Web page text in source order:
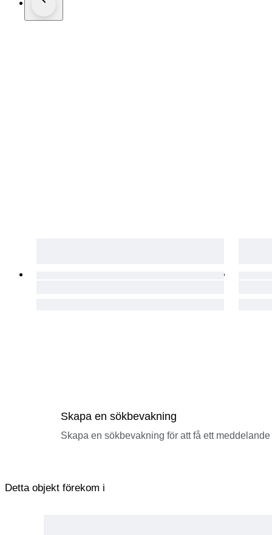
Skapa en sökbevakning
Skapa en sökbevakning för att få ett
Detta objekt förekom i